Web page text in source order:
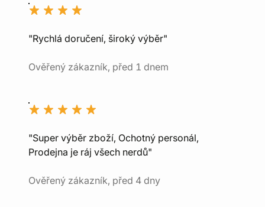
"Rychlá doručení, široký výběr"
Ověřený zákazník, před 1 dnem
"Super výběr zboží, Ochotný personál,
Prodejna je ráj všech nerdů"
Ověřený zákazník, před 4 dny